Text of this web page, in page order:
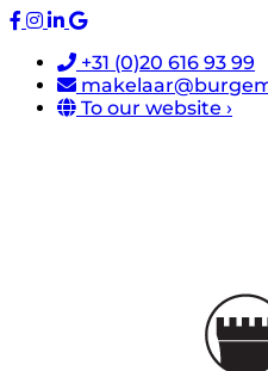
+31 (0)20 616 93 99
To our website ›